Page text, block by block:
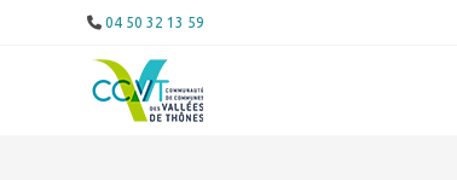
04 50 32 13 59